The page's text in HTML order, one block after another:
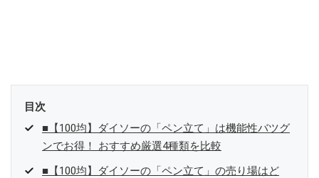
目次
■【100均】ダイソーの「ペン立て」は機能性バツグ
ンでお得！ おすすめ厳選4種類を比較
■【100均】ダイソーの「ペン立て」の売り場はど